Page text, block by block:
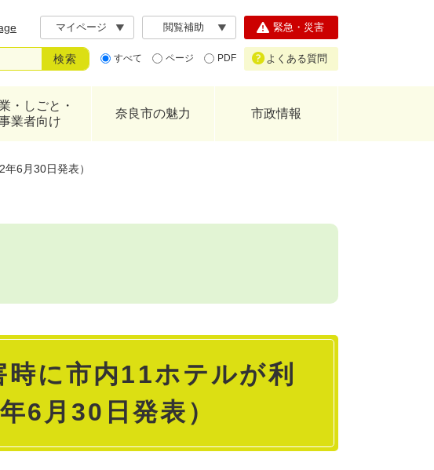
マイページ 閲覧補助
すべて ページ PDF
緊急・災害
よくある質問
・しごと・
業者向け
奈良市の魅力 市政情報
6月30日発表）
時に市内11ホテルが利
6月30日発表）